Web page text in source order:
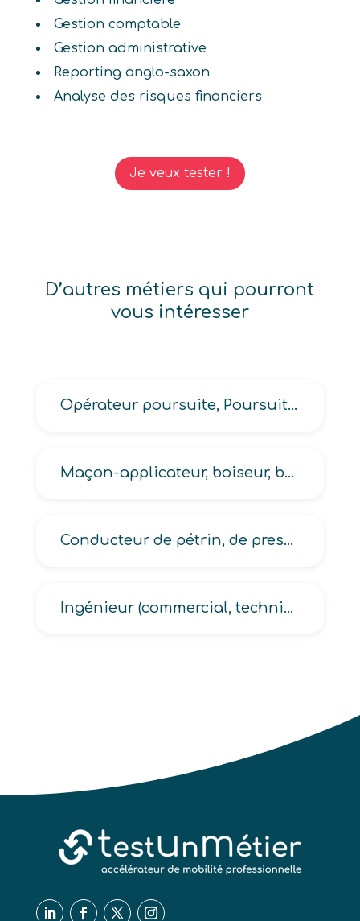
Gestion comptable
Gestion administrative
Reporting anglo-saxon
Analyse des risques financiers
Je veux tester !
D’autres métiers qui pourront
vous intéresser
Opérateur poursuite, Poursuiteur
Maçon-applicateur, boiseur, briqueteur, carreleur, cimentier, coffreur, couvreur, enduiseur, ferrailleur, finisseur
Conducteur de pétrin, de presse, d’enrobeuse en industrie alimentaire
Ingénieur (commercial, technico-commercial, technico-commercial en informatique)